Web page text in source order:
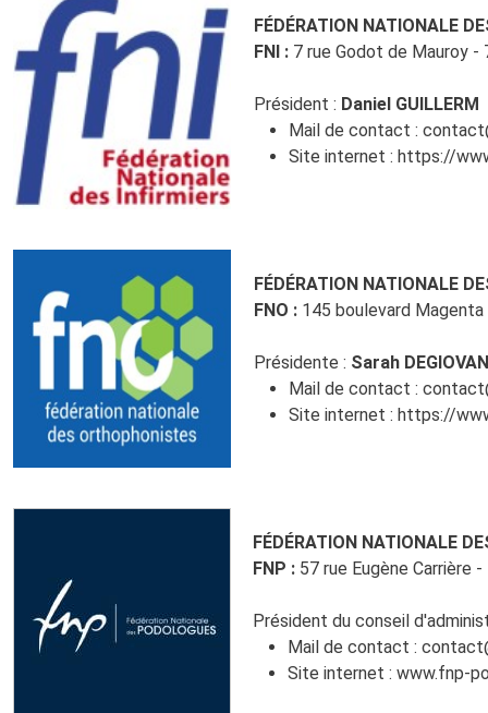
FÉDÉRATION NATIONALE
FNI : 7 rue Godot de Mauroy -
Président : Daniel GUILLERM
Mail de contact :
Site internet : https://
FÉDÉRATION NATIONALE
FNO : 145 boulevard
Présidente : Sarah
Mail de contact :
Site internet : https://
FÉDÉRATION NATIONALE
FNP : 57 rue Eugène Carrière
Président du conseil
Mail de contact :
Site internet : www.fnp-